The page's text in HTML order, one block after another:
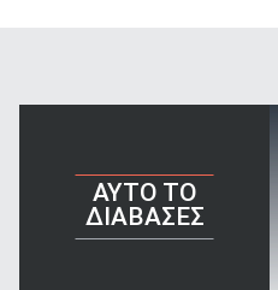
AYTO TO
ΔΙΑΒΑΣΕΣ